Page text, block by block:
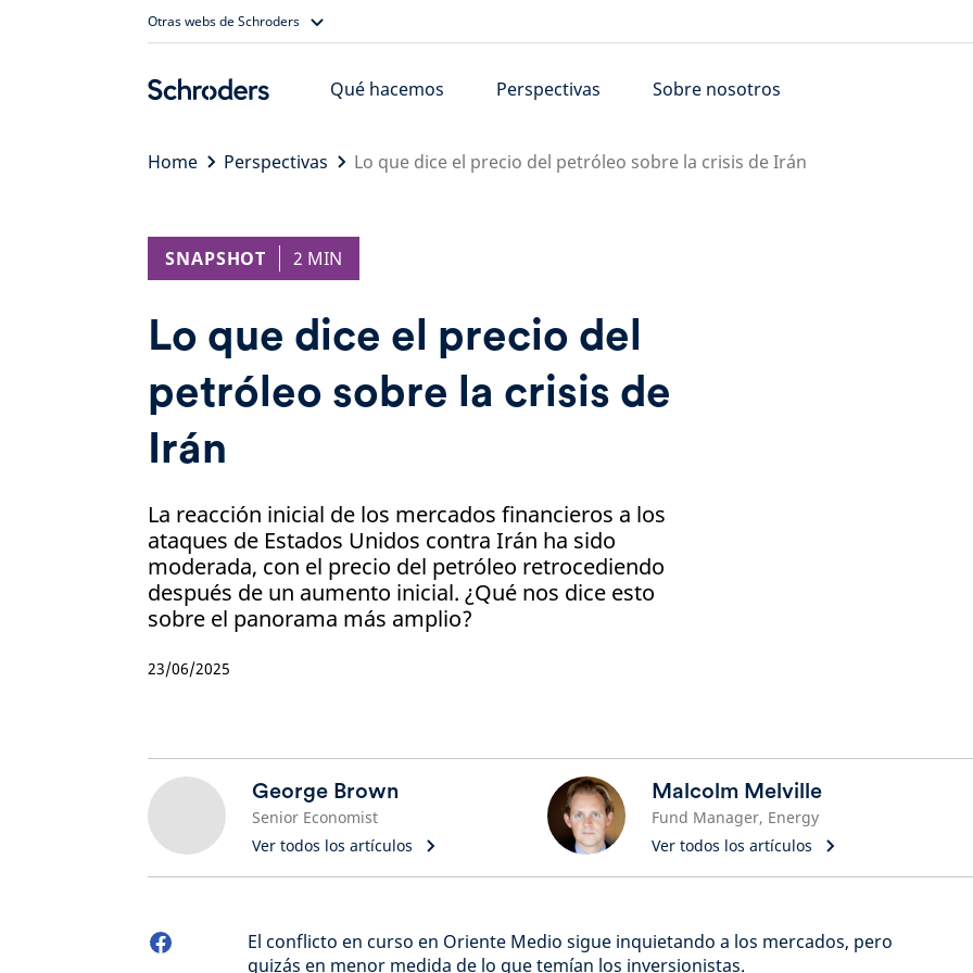
Otras webs de Schroders
Qué hacemos Perspectivas Sobre nosotros
Home Perspectivas Lo que dice el precio del petróleo sobre la crisis de Irán
SNAPSHOT 2 MIN
Lo que dice el precio del
petróleo sobre la crisis de
Irán
La reacción inicial de los mercados financieros a los
ataques de Estados Unidos contra Irán ha sido
moderada, con el precio del petróleo retrocediendo
después de un aumento inicial. ¿Qué nos dice esto
sobre el panorama más amplio?
23/06/2025
George Brown
Senior Economist
Ver todos los artículos
Malcolm Melville
Fund Manager, Energy
Ver todos los artículos
El conflicto en curso en Oriente Medio sigue inquietando a los mercados, pero
quizás en menor medida de lo que temían los inversionistas.